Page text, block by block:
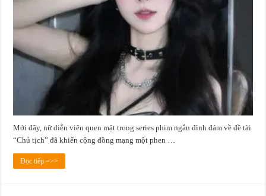
Mới đây, nữ diễn viên quen mặt trong series phim ngắn đình đám về đề tài
“Chủ tịch” đã khiến cộng đồng mạng một phen …
Đọc tiếp =>>